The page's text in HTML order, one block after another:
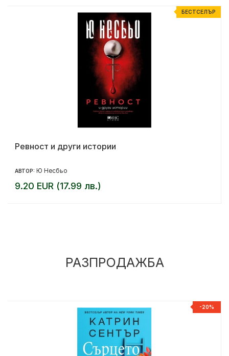
БЕСТСЕЛЪР
Ревност и други истории
АВТОР: Ю Несбьо
9.20 EUR (17.99 лв.)
РАЗПРОДАЖБА
-20%